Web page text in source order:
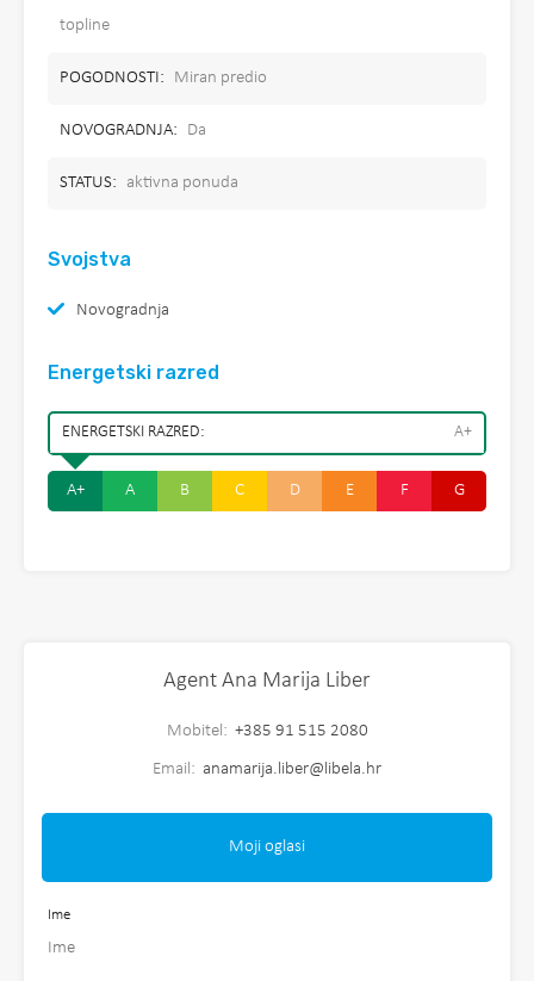
topline
POGODNOSTI: Miran predio
NOVOGRADNJA: Da
STATUS: aktivna ponuda
Svojstva
Novogradnja
Energetski razred
ENERGETSKI RAZRED: A+
A+ A B C D E F G
Agent Ana Marija Liber
Mobitel: +385 91 515 2080
Email: anamarija.liber@libela.hr
Moji oglasi
Ime